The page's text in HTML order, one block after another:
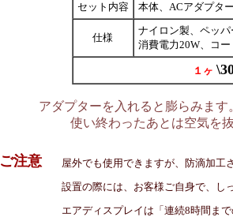
セット内容
本体、ACアダプタ
仕様
ナイロン製、ペッ
消費電力20W、コー
１ヶ \
アダプターを入れると膨らみま
使い終わったあとは空気を
ご注意
屋外でも使用できますが、防滴加工
設置の際には、お客様ご自身で、し
エアディスプレイは「連続8時間ま